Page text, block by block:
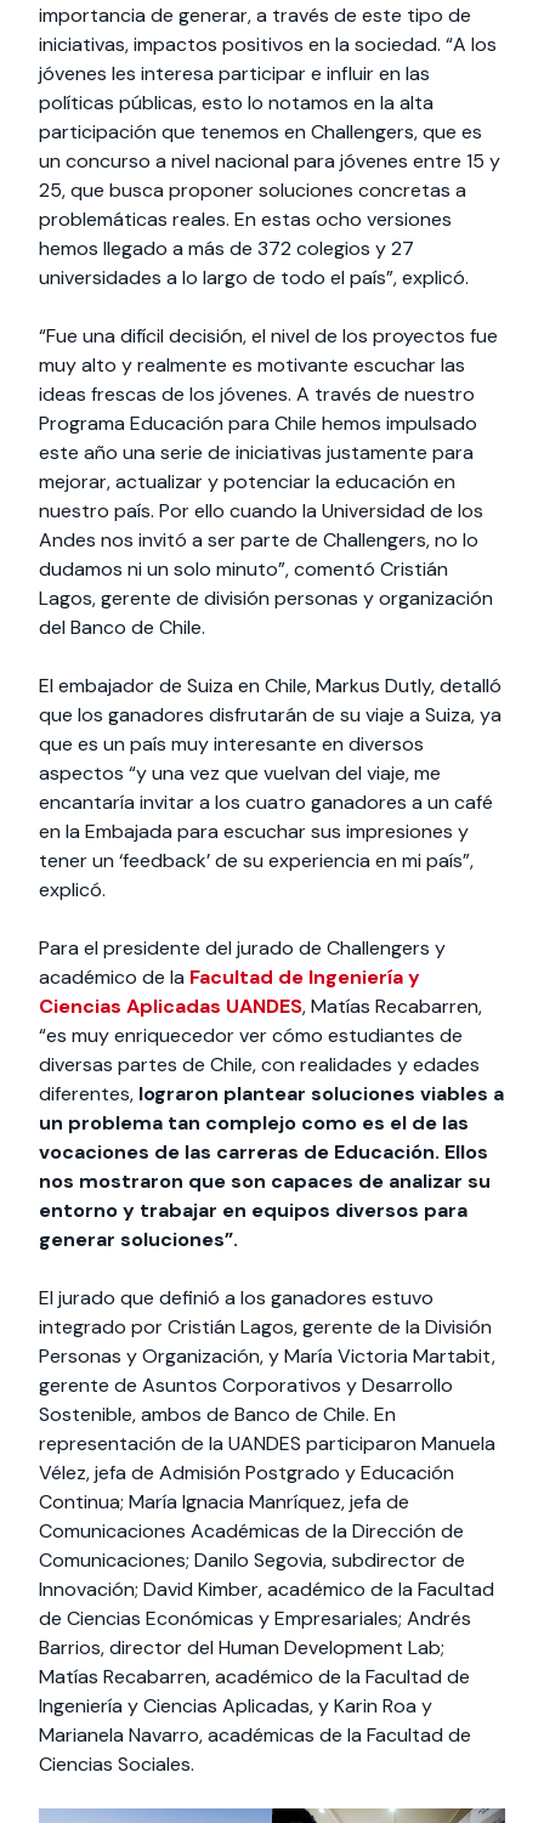
importancia de generar, a través de este tipo de
iniciativas, impactos positivos en la sociedad. “A los
jóvenes les interesa participar e influir en las
políticas públicas, esto lo notamos en la alta
participación que tenemos en Challengers, que es
un concurso a nivel nacional para jóvenes entre 15 y
25, que busca proponer soluciones concretas a
problemáticas reales. En estas ocho versiones
hemos llegado a más de 372 colegios y 27
universidades a lo largo de todo el país”, explicó.
“Fue una difícil decisión, el nivel de los proyectos fue
muy alto y realmente es motivante escuchar las
ideas frescas de los jóvenes. A través de nuestro
Programa Educación para Chile hemos impulsado
este año una serie de iniciativas justamente para
mejorar, actualizar y potenciar la educación en
nuestro país. Por ello cuando la Universidad de los
Andes nos invitó a ser parte de Challengers, no lo
dudamos ni un solo minuto”, comentó Cristián
Lagos, gerente de división personas y organización
del Banco de Chile.
El embajador de Suiza en Chile, Markus Dutly, detalló
que los ganadores disfrutarán de su viaje a Suiza, ya
que es un país muy interesante en diversos
aspectos “y una vez que vuelvan del viaje, me
encantaría invitar a los cuatro ganadores a un café
en la Embajada para escuchar sus impresiones y
tener un ‘feedback’ de su experiencia en mi país”,
explicó.
Para el presidente del jurado de Challengers y
académico de la Facultad de Ingeniería y
Ciencias Aplicadas UANDES, Matías Recabarren,
“es muy enriquecedor ver cómo estudiantes de
diversas partes de Chile, con realidades y edades
diferentes, lograron plantear soluciones viables a
un problema tan complejo como es el de las
vocaciones de las carreras de Educación. Ellos
nos mostraron que son capaces de analizar su
entorno y trabajar en equipos diversos para
generar soluciones”.
El jurado que definió a los ganadores estuvo
integrado por Cristián Lagos, gerente de la División
Personas y Organización, y María Victoria Martabit,
gerente de Asuntos Corporativos y Desarrollo
Sostenible, ambos de Banco de Chile. En
representación de la UANDES participaron Manuela
Vélez, jefa de Admisión Postgrado y Educación
Continua; María Ignacia Manríquez, jefa de
Comunicaciones Académicas de la Dirección de
Comunicaciones; Danilo Segovia, subdirector de
Innovación; David Kimber, académico de la Facultad
de Ciencias Económicas y Empresariales; Andrés
Barrios, director del Human Development Lab;
Matías Recabarren, académico de la Facultad de
Ingeniería y Ciencias Aplicadas, y Karin Roa y
Marianela Navarro, académicas de la Facultad de
Ciencias Sociales.